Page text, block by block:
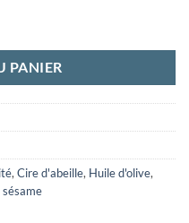
PANIER
,Cire d'abeille, Huile d'olive,